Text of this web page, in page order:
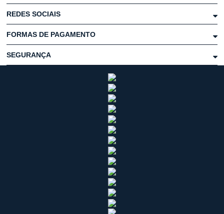
REDES SOCIAIS
FORMAS DE PAGAMENTO
SEGURANÇA